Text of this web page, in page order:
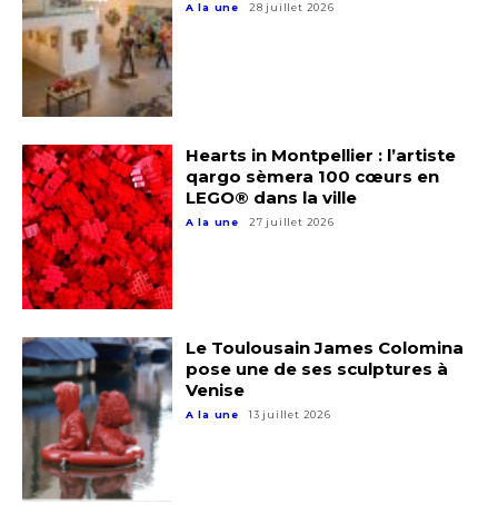
A la une 28 juillet 2026
Hearts in Montpellier : l’artiste
qargo sèmera 100 cœurs en
LEGO® dans la ville
A la une 27 juillet 2026
Le Toulousain James Colomina
pose une de ses sculptures à
Venise
A la une 13 juillet 2026